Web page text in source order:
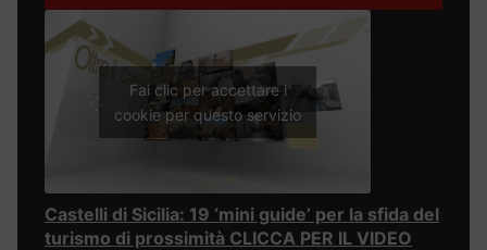
Fai clic per accettare i
cookie per questo servizio
Castelli di Sicilia: 19 ‘mini guide’ per la sfida del
turismo di prossimità CLICCA PER IL VIDEO